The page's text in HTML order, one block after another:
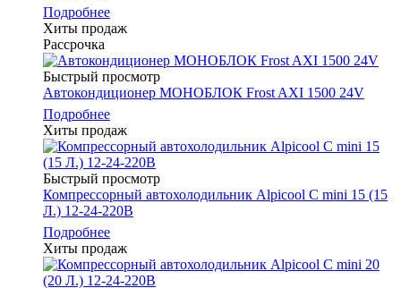
Подробнее
Хиты продаж
Рассрочка
Быстрый просмотр
Автокондиционер МОНОБЛОК Frost AXI 1500 24V
Подробнее
Хиты продаж
Быстрый просмотр
Компрессорный автохолодильник Alpicool C mini 15 (15
Л.) 12-24-220В
Подробнее
Хиты продаж